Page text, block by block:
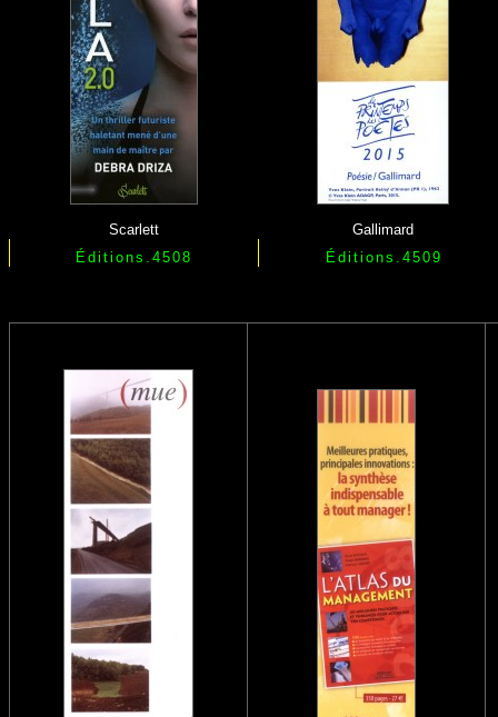
Scarlett
Gallimard
Éditions.4508
Éditions.4509